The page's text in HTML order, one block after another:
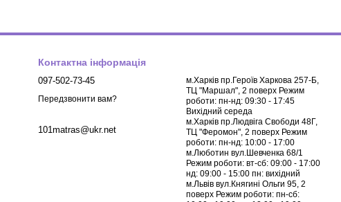
Контактна інформація
097-502-73-45
Передзвонити вам?
101matras@ukr.net
м.Харків пр.Героїв Харкова 257-Б,
ТЦ "Маршал", 2 поверх Режим
роботи: пн-нд: 09:30 - 17:45
Вихідний середа
м.Харків пр.Людвіга Свободи 48Г,
ТЦ "Феромон", 2 поверх Режим
роботи: пн-нд: 10:00 - 17:00
м.Люботин вул.Шевченка 68/1
Режим роботи: вт-сб: 09:00 - 17:00
нд: 09:00 - 15:00 пн: вихідний
м.Львів вул.Княгині Ольги 95, 2
поверх Режим роботи: пн-сб: